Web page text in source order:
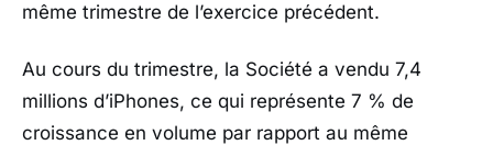
même trimestre de l’exercice précédent.
Au cours du trimestre, la Société a vendu 7,4
millions d’iPhones, ce qui représente 7 % de
croissance en volume par rapport au même